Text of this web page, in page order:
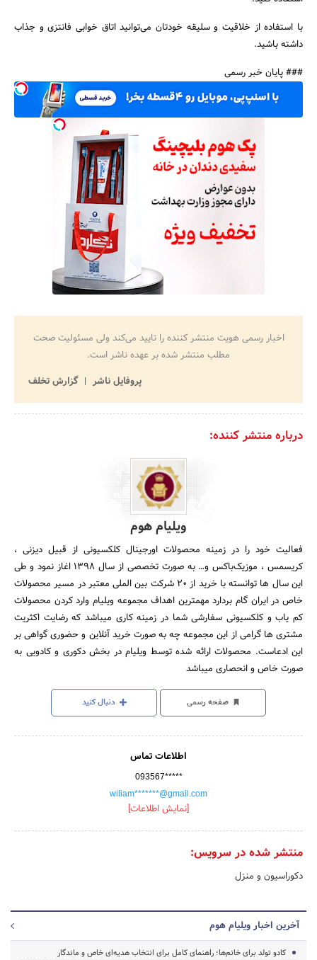
با استفاده از خلاقیت و سلیقه خودتان می‌توانید اتاق خوابی فانتزی و جذاب
داشته باشید.
### پایان خبر رسمی
اخبار رسمی هویت منتشر کننده را تایید می‌کند ولی مسئولیت صحت
مطلب منتشر شده بر عهده ناشر است.
پروفایل ناشر
گزارش تخلف
درباره منتشر کننده:
ویلیام هوم
فعالیت خود‌ را در زمینه محصولات اورجینال کلکسیونی از قبیل دیزنی ،
کریسمس ، موزیک‌باکس و‌… به صورت تخصصی از سال 1398 اغاز نمود و طی
این سال ها توانسته با خرید از 20 شرکت بین الملی معتبر در مسیر محصولات
خاص در ایران گام بردارد مهمترین اهداف مجموعه ویلیام‌ وارد کردن محصولات
کم یاب و کلکسیونی سفارشی شما در زمینه کاری میباشد که رضایت اکثریت
مشتری ها گرامی از این مجموعه چه به صورت خرید آنلاین و حضوری گواهی بر
این ادعاست. محصولات ارائه شده توسط ویلیام در بخش دکوری و کادویی به
صورت خاص و انحصاری میباشد
صفحه رسمی دنبال کنید
اطلاعات تماس
093567*****
wiliam*******@gmail.com
[نمایش اطلاعات]
منتشر شده در سرویس:
دکوراسیون و منزل
آخرین اخبار ویلیام هوم
کادو تولد برای خانم‌ها؛ راهنمای کامل برای انتخاب هدیه‌ای خاص و ماندگار